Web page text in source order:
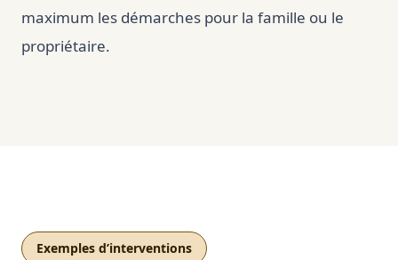
maximum les démarches pour la famille ou le
propriétaire.
Exemples d’interventions